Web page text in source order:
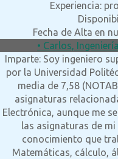
Experiencia:
Fecha de Alta en
• Carlos,
Imparte: Soy ingeniero
por la Universidad
media de 7,58
asignaturas
Electrónica, aunque me
las asignaturas de
conocimiento que
Matemáticas, cálculo,